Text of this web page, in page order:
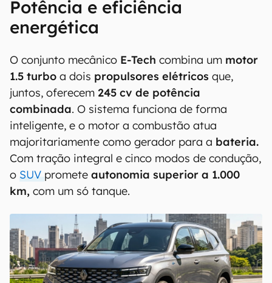
Potência e eficiência
energética
O conjunto mecânico E-Tech combina um motor
1.5 turbo a dois propulsores elétricos que,
juntos, oferecem 245 cv de potência
combinada. O sistema funciona de forma
inteligente, e o motor a combustão atua
majoritariamente como gerador para a bateria.
Com tração integral e cinco modos de condução,
o SUV promete autonomia superior a 1.000
km, com um só tanque.